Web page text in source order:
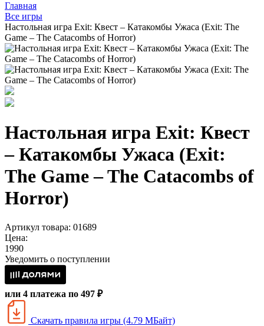
Главная
Все игры
Настольная игра Exit: Квест – Катакомбы Ужаса (Exit: The
Game – The Catacombs of Horror)
Настольная игра Exit: Квест
– Катакомбы Ужаса (Exit:
The Game – The Catacombs of
Horror)
Артикул товара: 01689
Цена:
1990
Уведомить о поступлении
или 4 платежа по 497 ₽
Скачать правила игры (4.79 МБайт)